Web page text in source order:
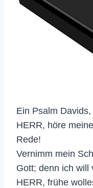
Ein Psalm
HERR, höre
Rede!
Vernimm mein
Gott; denn ich will
HERR, frühe